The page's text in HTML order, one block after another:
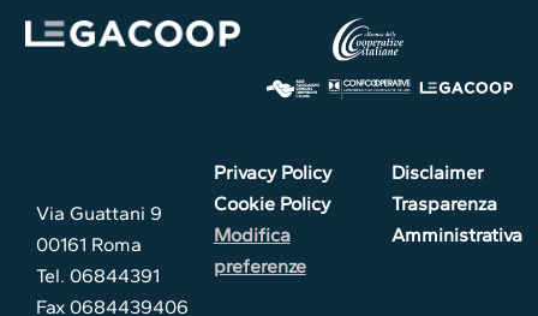
Via Guattani 9
00161 Roma
Tel. 06844391
Fax 0684439406
Privacy Policy
Cookie Policy
Modifica
preferenze
Disclaimer
Trasparenza
Amministrativa